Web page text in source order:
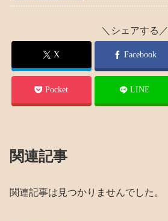
＼シェアする／
X Facebook
Pocket LINE
関連記事
関連記事は見つかりませんでした。